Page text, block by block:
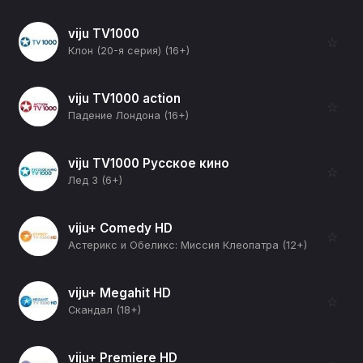
viju TV1000
Клон (20-я серия) (16+)
☆
viju TV1000 action
Падение Лондона (16+)
☆
viju TV1000 Русское кино
Лед 3 (6+)
☆
viju+ Comedy HD
Астерикс и Обеликс: Миссия Клеопатра (12+)
☆
viju+ Megahit HD
Скандал (18+)
☆
viju+ Premiere HD